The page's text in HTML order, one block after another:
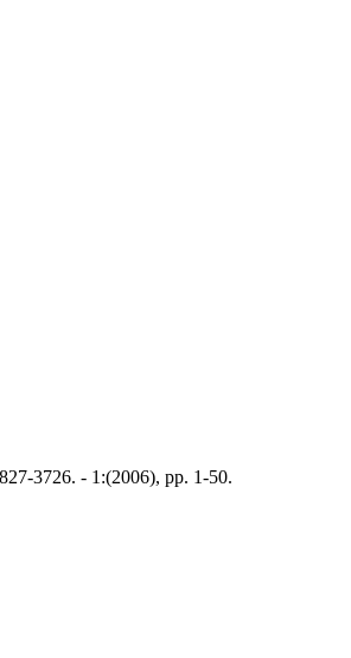
3726. - 1:(2006), pp. 1-50.